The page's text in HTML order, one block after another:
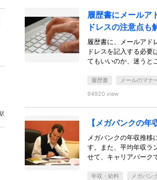
履歴書にメールア
ドレスの注意点も
履歴書に、メールアド
ドレスを記入する必
てもいいのか、迷うと
履歴書 メールのマナ
94920 view
【メガバンクの
メガバンクの年収推移
す。また、平均年収ラ
せて、キャリアパーク
年収・給料
メガバン